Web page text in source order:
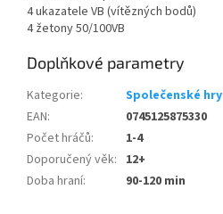
4 ukazatele VB (vítězných bodů)
4 žetony 50/100VB
Doplňkové parametry
Kategorie:
Společenské hry
EAN:
0745125875330
Počet hráčů:
1-4
Doporučený věk: 12+
Doba hraní: 90-120 min